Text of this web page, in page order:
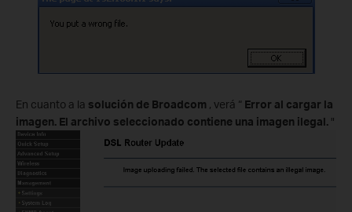
En cuanto a la solución de Broadcom , verá “ Error al cargar la
imagen. El archivo seleccionado contiene una imagen ilegal. "